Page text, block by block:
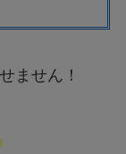
ません！